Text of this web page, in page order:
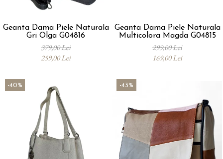
Geanta Dama Piele Naturala
Gri Olga G04816
379,00 Lei
259,00 Lei
Geanta Dama Piele Naturala
Multicolora Magda G04815
299,00 Lei
169,00 Lei
-40% -43%